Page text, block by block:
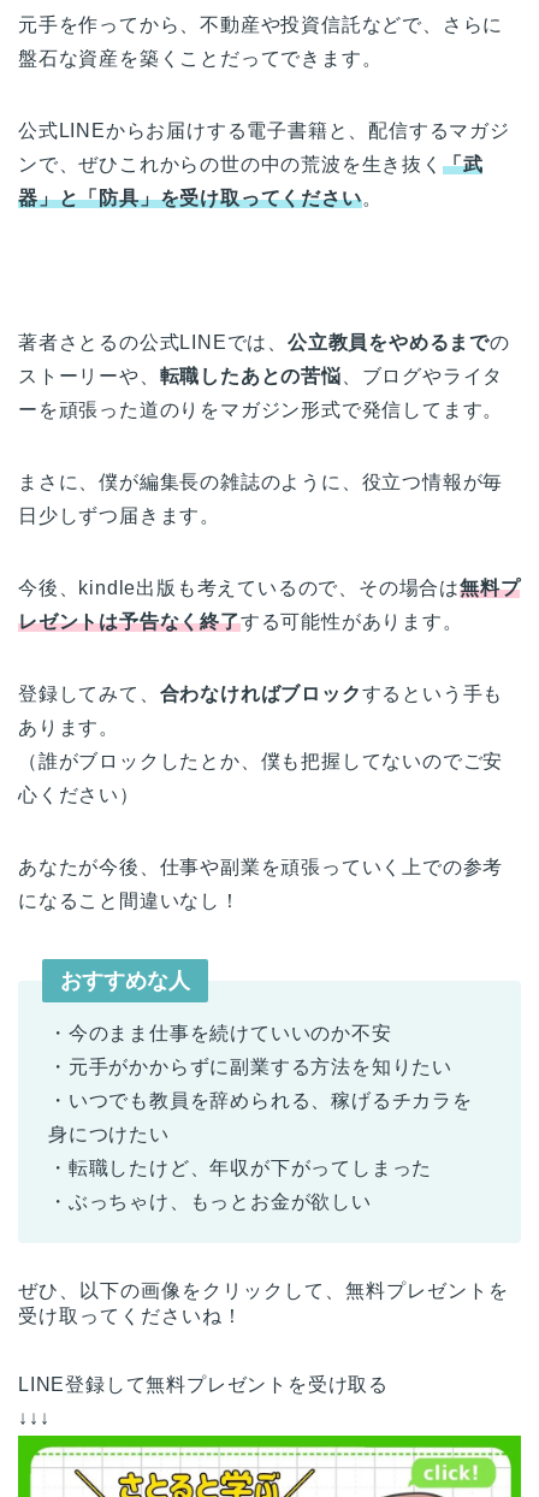
元手を作ってから、不動産や投資信託などで、さらに
盤石な資産を築くことだってできます。
公式LINEからお届けする電子書籍と、配信するマガジ
ンで、ぜひこれからの世の中の荒波を生き抜く 「武
器」と「防具」を受け取ってください。
著者さとるの公式LINEでは、 公立教員をやめるまでの
ストーリーや、 転職したあとの苦悩 、ブログやライタ
ーを頑張った道のりをマガジン形式で発信してます。
まさに、僕が編集長の雑誌のように、役立つ情報が毎
日少しずつ届きます。
今後、kindle出版も考えているので、その場合は無料プ
レゼントは予告なく終了する可能性があります。
登録してみて、 合わなければブロックするという手も
あります。
（誰がブロックしたとか、僕も把握してないのでご安
心ください）
あなたが今後、仕事や副業を頑張っていく上での参考
になること間違いなし！
おすすめな人
・今のまま仕事を続けていいのか不安
・元手がかからずに副業する方法を知りたい
・いつでも教員を辞められる、稼げるチカラを
身につけたい
・転職したけど、年収が下がってしまった
・ぶっちゃけ、もっとお金が欲しい
ぜひ、以下の画像をクリックして、無料プレゼントを
受け取ってくださいね！
LINE登録して無料プレゼントを受け取る
↓↓↓